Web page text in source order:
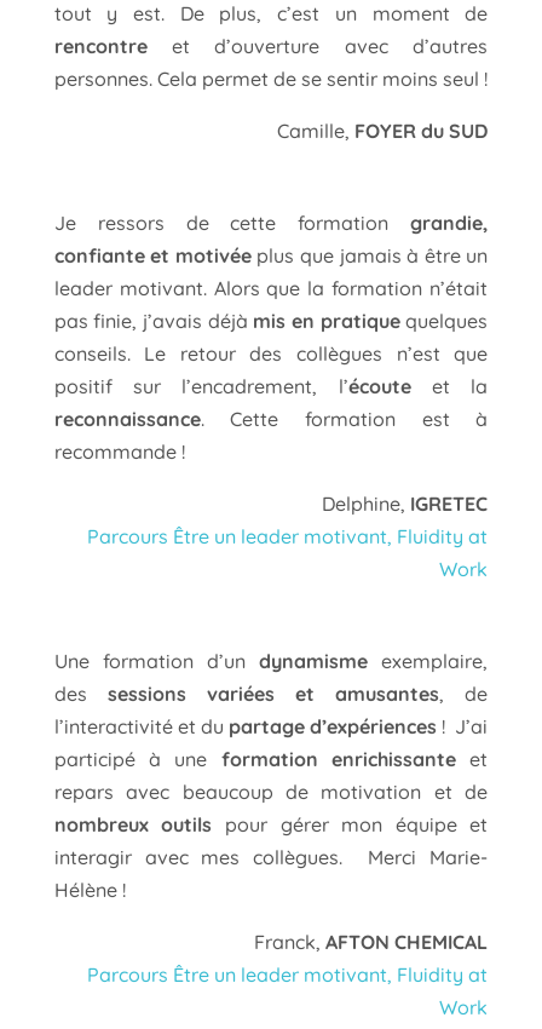
tout y est. De plus, c’est un moment de
rencontreet d’ouverture avec d’autres
personnes. Cela permet de se sentir moins seul !
Camille, FOYER du SUD
Je ressors de cette formationgrandie,
confiante et motivéeplus que jamais à être un
leader motivant. Alors que la formation n’était
pas finie, j’avais déjà mis en pratiquequelques
conseils. Le retour des collègues n’est que
positif sur l’encadrement, l’écouteet la
reconnaissance. Cette formation est à
recommande !
Delphine, IGRETEC
Parcours Être un leader motivant, Fluidity at
Work
Une formation d’undynamisme exemplaire,
des sessions variées et amusantes, de
l’interactivité et du partage d’expériences ! J’ai
participé à une formation enrichissanteet
repars avec beaucoup de motivation et de
nombreux outils pour gérer mon équipe et
interagir avec mes collègues. Merci Marie-
Hélène !
Franck,AFTON CHEMICAL
Parcours Être un leader motivant, Fluidity at
Work